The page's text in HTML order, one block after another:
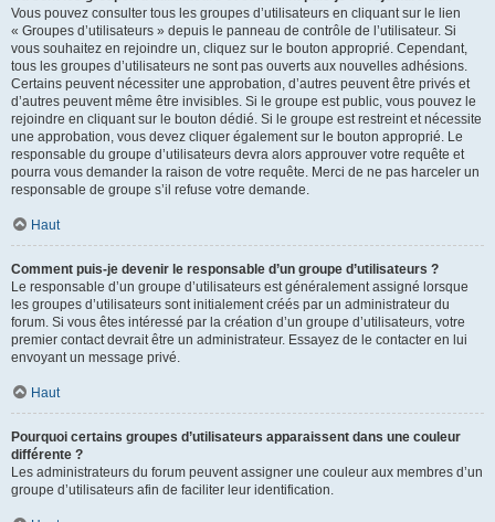
Vous pouvez consulter tous les groupes d’utilisateurs en cliquant sur le lien
« Groupes d’utilisateurs » depuis le panneau de contrôle de l’utilisateur. Si
vous souhaitez en rejoindre un, cliquez sur le bouton approprié. Cependant,
tous les groupes d’utilisateurs ne sont pas ouverts aux nouvelles adhésions.
Certains peuvent nécessiter une approbation, d’autres peuvent être privés et
d’autres peuvent même être invisibles. Si le groupe est public, vous pouvez le
rejoindre en cliquant sur le bouton dédié. Si le groupe est restreint et nécessite
une approbation, vous devez cliquer également sur le bouton approprié. Le
responsable du groupe d’utilisateurs devra alors approuver votre requête et
pourra vous demander la raison de votre requête. Merci de ne pas harceler un
responsable de groupe s’il refuse votre demande.
Haut
Comment puis-je devenir le responsable d’un groupe d’utilisateurs ?
Le responsable d’un groupe d’utilisateurs est généralement assigné lorsque
les groupes d’utilisateurs sont initialement créés par un administrateur du
forum. Si vous êtes intéressé par la création d’un groupe d’utilisateurs, votre
premier contact devrait être un administrateur. Essayez de le contacter en lui
envoyant un message privé.
Haut
Pourquoi certains groupes d’utilisateurs apparaissent dans une couleur
différente ?
Les administrateurs du forum peuvent assigner une couleur aux membres d’un
groupe d’utilisateurs afin de faciliter leur identification.